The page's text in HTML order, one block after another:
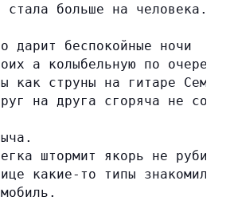
стала больше на человека.
дарит беспокойные ночи
а колыбельную по
как струны на гитаре
на друга сгоряча не
штормит якорь не рубит
какие-то типы